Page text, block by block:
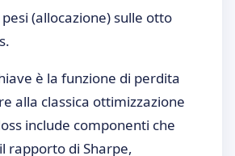
(allocazione) sulle otto
è la funzione di perdita
alla classica ottimizzazione
include componenti che
rapporto di Sharpe,